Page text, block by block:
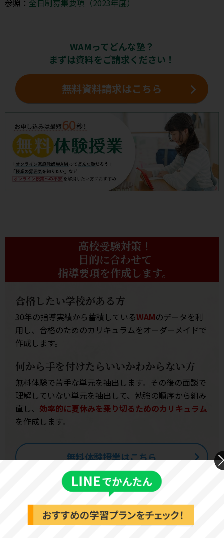
参照： 全日制募集要項（2023年度）
WAMってどんな塾？
まずは資料をご請求ください！
無料資料請求はこちら
高校受験対策！
目的に合わせて
指導要項を作成します。
合格したい学校がある方
30年の指導実績から蓄積しているWAMのデータを利
用し、合格のためのカリキュラムをオーダーメイドで
作成します。
何から手を付けたらいいかわからない方
無料体験で苦手な単元を抽出します。その後の面談で
理解していない単元を抽出して、勉強の順序から組み
直し、 効率的に夏休みを乗り切るためのカリキュラム
を作成します。
無料体験授業はこちら
鴨川令徳高等学校基本情報